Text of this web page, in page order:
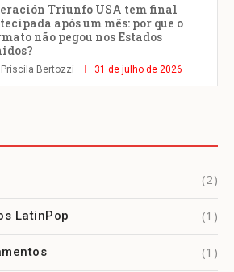
Triunfo USA tem final
após um mês: por que o
não pegou nos Estados
Priscila Bertozzi 31 de julho de 2026
(2)
LatinPop (1)
(1)